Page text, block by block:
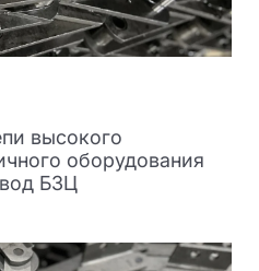
высокого
оборудования
БЗЦ